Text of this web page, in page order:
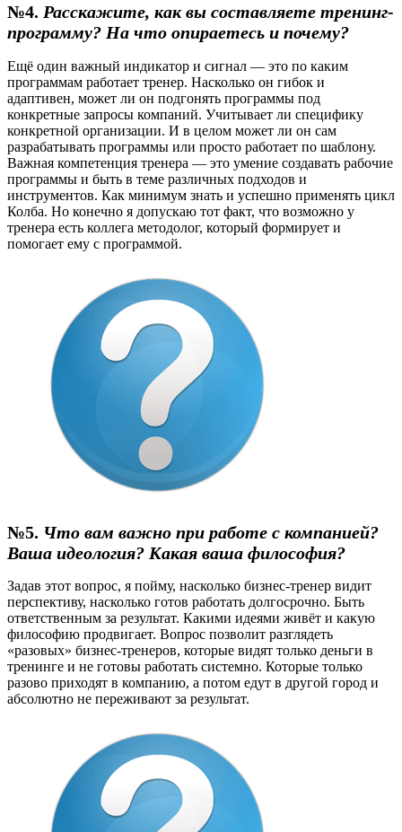
№4. Расскажите, как вы составляете тренинг-
программу? На что опираетесь и почему?
Ещё один важный индикатор и сигнал — это по каким
программам работает тренер. Насколько он гибок и
адаптивен, может ли он подгонять программы под
конкретные запросы компаний. Учитывает ли специфику
конкретной организации. И в целом может ли он сам
разрабатывать программы или просто работает по шаблону.
Важная компетенция тренера — это умение создавать рабочие
программы и быть в теме различных подходов и
инструментов. Как минимум знать и успешно применять цикл
Колба. Но конечно я допускаю тот факт, что возможно у
тренера есть коллега методолог, который формирует и
помогает ему с программой.
№5. Что вам важно при работе с компанией?
Ваша идеология? Какая ваша философия?
Задав этот вопрос, я пойму, насколько бизнес-тренер видит
перспективу, насколько готов работать долгосрочно. Быть
ответственным за результат. Какими идеями живёт и какую
философию продвигает. Вопрос позволит разглядеть
«разовых» бизнес-тренеров, которые видят только деньги в
тренинге и не готовы работать системно. Которые только
разово приходят в компанию, а потом едут в другой город и
абсолютно не переживают за результат.